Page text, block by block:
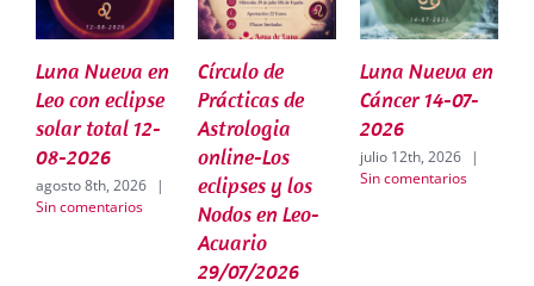
Luna Nueva en
Leo con eclipse
solar total 12-
08-2026
agosto 8th, 2026
|
Sin comentarios
Círculo de
Prácticas de
Astrologia
online-Los
eclipses y los
Nodos en Leo-
Acuario
29/07/2026
Luna Nueva en
Cáncer 14-07-
2026
julio 12th, 2026
|
Sin comentarios